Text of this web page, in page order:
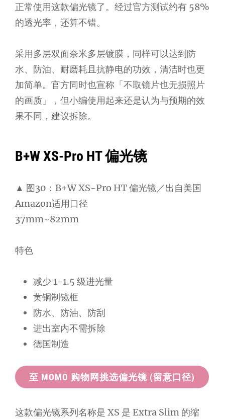
正常使用这款偏光镜了。经过官方测试约有 58%
的透光率，还算不错。
采用多层双面奈米多层镀膜，同样可以达到防
水、防油、耐磨耗且抗静电的功效，清洁时也更
加简单。官方同时也宣称「不取镜片也无损照片
的画质」，但小编使用起来还是认为与预期的效
果不同，建议拆除。
B+W XS-Pro HT 偏光镜
▲ 图30：B+W XS-Pro HT 偏光镜／出自美国
Amazon适用口径
37mm~82mm
特色
减少 1-1.5 级进光量
黄铜制镜框
防水、防油、防刮
进出室内不需拆除
德国制造
至 MOMO 购物网挑选偏光镜 (留意口径)
这款偏光镜系列名称是 XS 是 Extra Slim 的缩